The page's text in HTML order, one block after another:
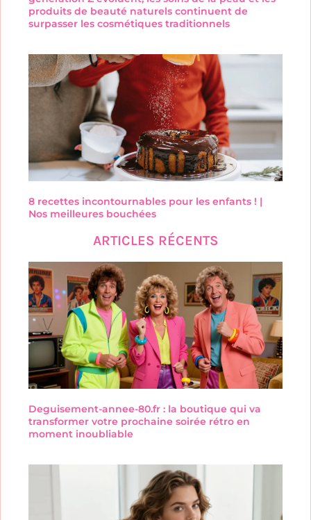
produits de beauté naturels continuent de
surpasser les cosmétiques traditionnels
8 recettes incontournables pour les enfants ! |
Nos meilleures bouchées
ARTICLES RÉCENTS
Deguisement-annee-80.fr : la boutique qui va
transformer votre prochaine soirée rétro en
moment inoubliable